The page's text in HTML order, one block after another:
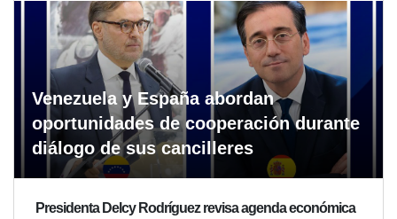
Venezuela y España abordan
oportunidades de cooperación durante
diálogo de sus cancilleres
Presidenta Delcy Rodríguez revisa agenda económica